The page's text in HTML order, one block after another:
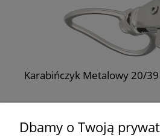
Karabińczyk Metalowy 20/
Dbamy o Twoją